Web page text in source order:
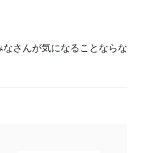
さんが気になることならな